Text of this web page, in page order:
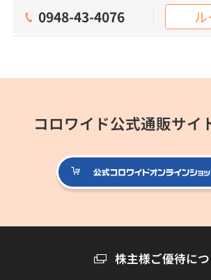
0948-43-4076
コロワイド公式通販サイ
株主様ご優待に